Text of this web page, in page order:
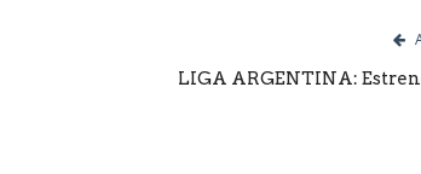
LIGA ARGENTINA: